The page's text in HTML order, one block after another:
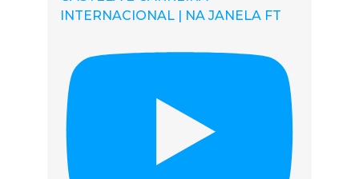
INTERNACIONAL | NA JANELA FT